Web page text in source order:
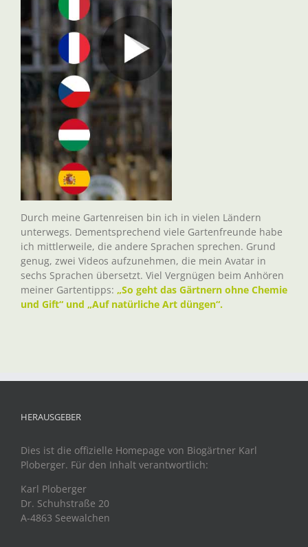
Durch meine Gartenreisen bin ich in vielen Ländern
unterwegs. Dementsprechend viele Gartenfreunde habe
ich mittlerweile, die andere Sprachen sprechen. Grund
genug, zwei Videos aufzunehmen, die mein Avatar in
sechs Sprachen übersetzt. Viel Vergnügen beim Anhören
meiner Gartentipps: „So geht das Gärtnern ohne Chemie
und Gift“ und „Auf natürliche Art düngen“.
HERAUSGEBER
Dies ist die offizielle Homepage von Biogärtner Karl
Ploberger. Für den Inhalt verantwortlich:
Karl Ploberger
Dr. Schuhstraße 20
A-4863 Seewalchen